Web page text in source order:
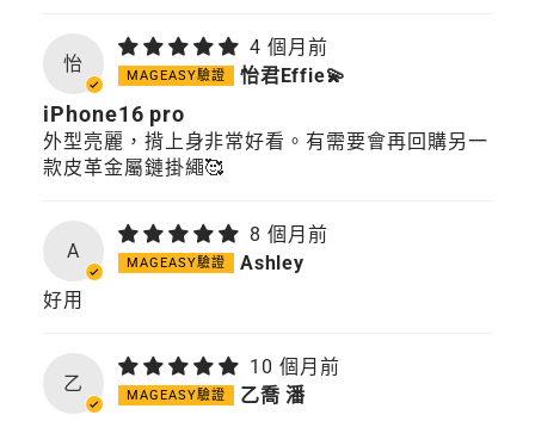
怡
4 個月前
怡君Effie💫
iPhone16 pro
外型亮麗，揹上身非常好看。有需要會再回購另一
款皮革金屬鏈掛繩🥰
A
8 個月前
Ashley
好用
乙
10 個月前
乙喬 潘